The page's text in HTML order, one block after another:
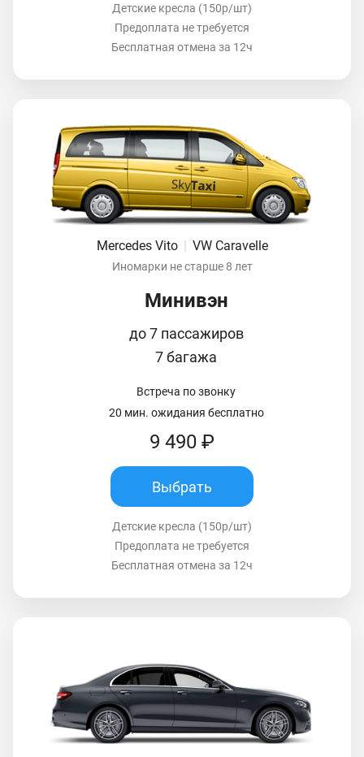
Детские кресла (150р/шт)
Предоплата не требуется
Бесплатная отмена за 12ч
Mercedes Vito VW Caravelle
Иномарки не старше 8 лет
Минивэн
до 7 пассажиров
7 багажа
Встреча по звонку
20 мин. ожидания бесплатно
9 490 ₽
Выбрать
Детские кресла (150р/шт)
Предоплата не требуется
Бесплатная отмена за 12ч